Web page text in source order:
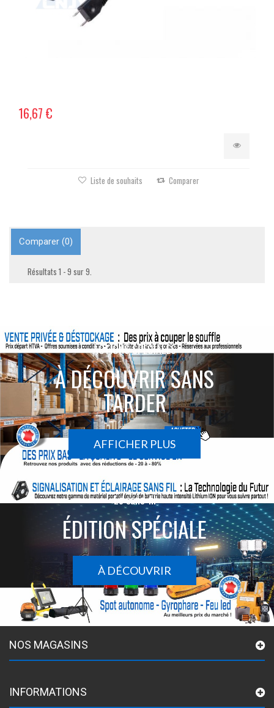
16,67 €
Liste de souhaits Comparer
Comparer (0)
Résultats 1 - 9 sur 9.
ACTIONS SPÉCIALES
À DÉCOUVRIR SANS
TARDER
AFFICHER PLUS
Le sans-fil
ÉDITION SPÉCIALE
À DÉCOUVRIR
NOS MAGASINS
INFORMATIONS